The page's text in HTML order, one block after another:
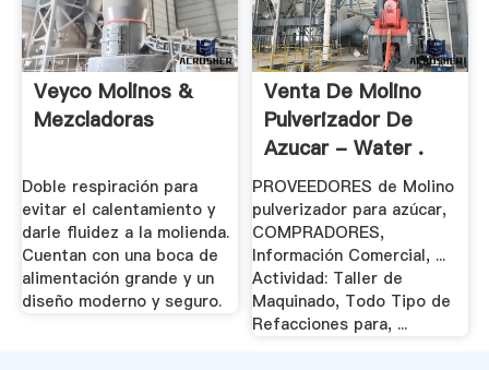
Veyco Molinos &
Mezcladoras
Doble respiración para
evitar el calentamiento y
darle fluidez a la molienda.
Cuentan con una boca de
alimentación grande y un
diseño moderno y seguro.
Venta De Molino
Pulverizador De
Azucar - Water .
PROVEEDORES de Molino
pulverizador para azúcar,
COMPRADORES,
Información Comercial, ...
Actividad: Taller de
Maquinado, Todo Tipo de
Refacciones para, ...